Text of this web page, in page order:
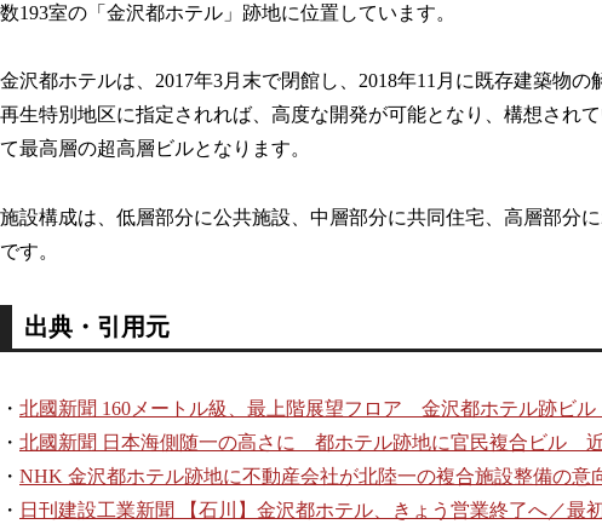
数193室の「金沢都ホテル」跡地に位置しています。
金沢都ホテルは、2017年3月末で閉館し、2018年11月に既存建築物
再生特別地区に指定されれば、高度な開発が可能となり、構想され
て最高層の超高層ビルとなります。
施設構成は、低層部分に公共施設、中層部分に共同住宅、高層部分
です。
出典・引用元
・ 北國新聞 160メートル級、最上階展望フロア 金沢都ホテル跡ビ
・ 北國新聞 日本海側随一の高さに 都ホテル跡地に官民複合ビル
・ NHK 金沢都ホテル跡地に不動産会社が北陸一の複合施設整備の意
・ 日刊建設工業新聞 【石川】金沢都ホテル、きょう営業終了へ／最